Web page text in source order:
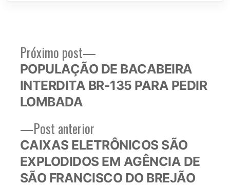
Navegação
de
Post
Post anteriorPost
anterior:
CAIXAS ELETRÔNICOS SÃO
EXPLODIDOS EM AGÊNCIA DE
SÃO FRANCISCO DO BREJÃO
Próximo post
Próximo
post:
POPULAÇÃO DE BACABEIRA
INTERDITA BR-135 PARA PEDIR
LOMBADA